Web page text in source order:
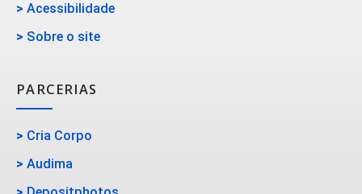
> Acessibilidade
> Sobre o site
PARCERIAS
> Cria Corpo
> Audima